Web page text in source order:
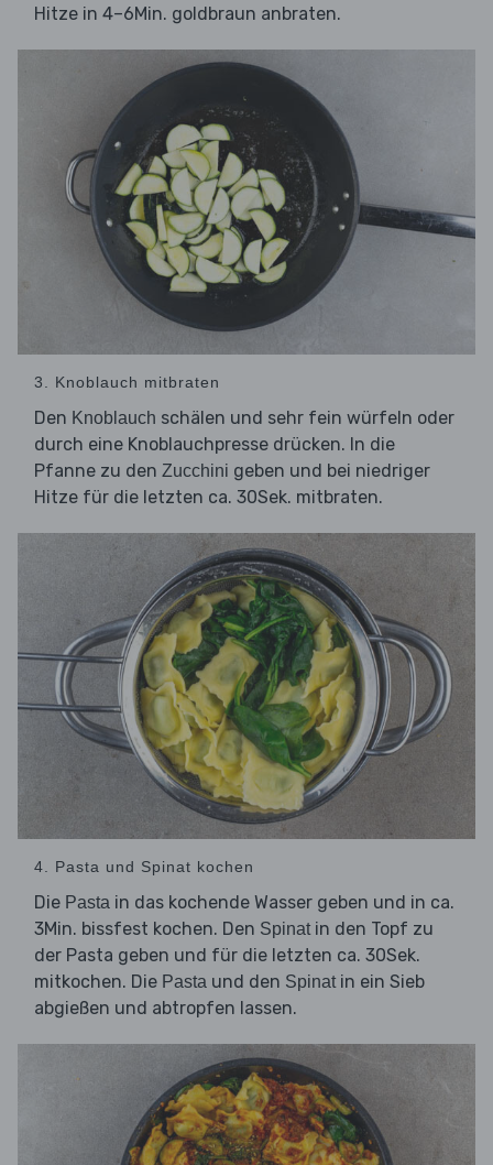
Hitze in 4–6Min. goldbraun anbraten.
3. Knoblauch mitbraten
Den Knoblauch schälen und sehr fein würfeln oder
durch eine Knoblauchpresse drücken. In die
Pfanne zu den Zucchini geben und bei niedriger
Hitze für die letzten ca. 30Sek. mitbraten.
4. Pasta und Spinat kochen
Die Pasta in das kochende Wasser geben und in ca.
3Min. bissfest kochen. Den Spinat in den Topf zu
der Pasta geben und für die letzten ca. 30Sek.
mitkochen. Die Pasta und den Spinat in ein Sieb
abgießen und abtropfen lassen.